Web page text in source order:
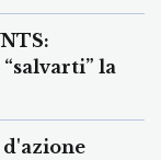
la